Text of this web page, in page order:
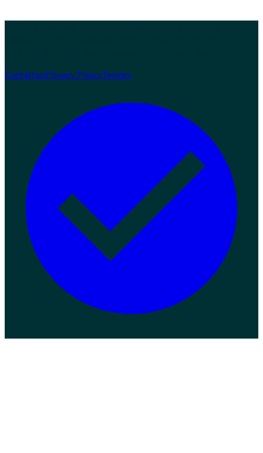
ContattaciPrivacy PolicyTermini